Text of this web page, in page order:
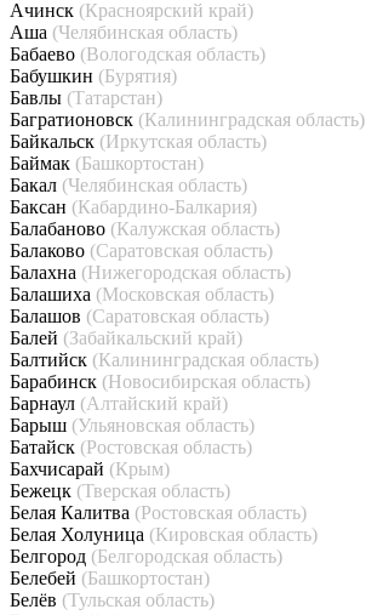
Ачинск (Красноярский край)
Аша (Челябинская область)
Бабаево (Вологодская область)
Бабушкин (Бурятия)
Бавлы (Татарстан)
Багратионовск (Калининградская область)
Байкальск (Иркутская область)
Баймак (Башкортостан)
Бакал (Челябинская область)
Баксан (Кабардино-Балкария)
Балабаново (Калужская область)
Балаково (Саратовская область)
Балахна (Нижегородская область)
Балашиха (Московская область)
Балашов (Саратовская область)
Балей (Забайкальский край)
Балтийск (Калининградская область)
Барабинск (Новосибирская область)
Барнаул (Алтайский край)
Барыш (Ульяновская область)
Батайск (Ростовская область)
Бахчисарай (Крым)
Бежецк (Тверская область)
Белая Калитва (Ростовская область)
Белая Холуница (Кировская область)
Белгород (Белгородская область)
Белебей (Башкортостан)
Белёв (Тульская область)